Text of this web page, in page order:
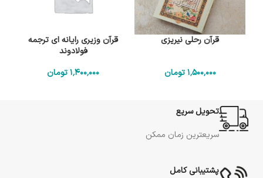
قرآن رحلی نیریزی
1٬500٬000 تومان
قرآن وزیری رایانه ای ترجمه
فولادوند
1٬400٬000تومان
تحویل سریع
سریعترین زمان ممکن
پشتیبانی کامل